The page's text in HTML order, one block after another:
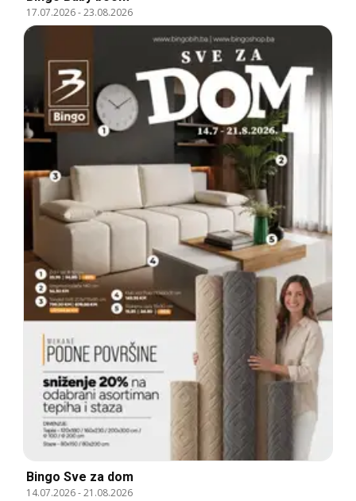
17.07.2026-23.08.2026
Bingo Sve za dom
14.07.2026-21.08.2026